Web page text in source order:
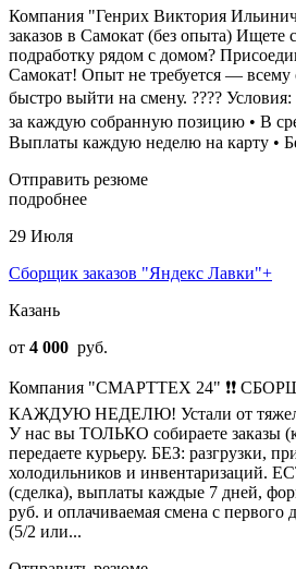
Компания "Генрих Виктория
заказов в Самокат (без опыта) Ищете
подработку рядом с домом?
Самокат! Опыт не требуется —
быстро выйти на смену. ????
за каждую собранную позицию • В
Выплаты каждую неделю на карту •
Отправить резюме
подробнее
29 Июля
Сборщик заказов "Яндекс Лавки"+
Казань
от 4 000 руб.
Компания "СМАРТТЕХ 24" ❗❗
КАЖДУЮ НЕДЕЛЮ! Устали от
У нас вы ТОЛЬКО собираете заказы
передаете курьеру. БЕЗ: разгрузки,
холодильников и инвентаризаций.
(сделка), выплаты каждые 7 дней,
руб. и оплачиваемая смена с первого
(5/2 или...